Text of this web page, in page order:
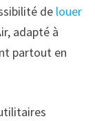
de louer
adapté à
partout en